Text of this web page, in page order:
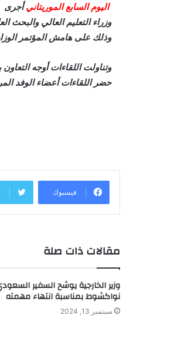
اليوم السابع الموريتانيأجرى
وذلك على هامش المؤتمر الوزاري لدول (5+5) حول التعليم العالي
وتناولت اللقاءات أوجه
حضر اللقاءات أعضاء الوفد
فيسبوك
مقالات ذات صلة
وزير الخارجية يوشح السفير
نواكشوط بمناسبة انتهاء مهمته
سبتمبر 13, 2024